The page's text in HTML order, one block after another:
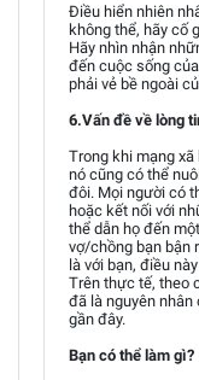
Điều hiển nhiên
không thể, hãy cố
Hãy nhìn nhận
đến cuộc sống
phải vẻ bề ngoài
6.Vấn đề về lòng
Trong khi mạng
nó cũng có thể
đôi. Mọi người có
hoặc kết nối với
thể dẫn họ đến
vợ/chồng bạn bận
là với bạn, điều
Trên thực tế, theo
đã là nguyên nhân
gần đây.
Bạn có thể làm gì?